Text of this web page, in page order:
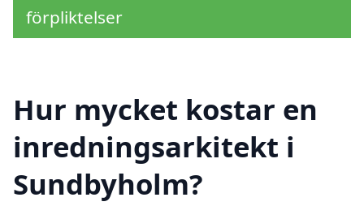
förpliktelser
Hur mycket kostar en
inredningsarkitekt i
Sundbyholm?